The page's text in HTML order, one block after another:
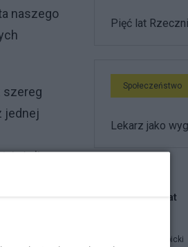
naszego
szereg
jednej
jeżeli
Pięć lat
Społeczeństwo
Lekarz jako
Blogi na ten temat
Jan Filip Libicki